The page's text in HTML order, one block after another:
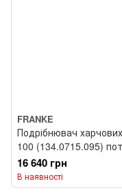
FRANKE
Подрібнювач
100 (134.0715.095)
16 640 грн
В наявності